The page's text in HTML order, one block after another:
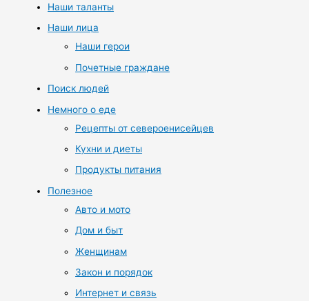
Наши таланты
Наши лица
Наши герои
Почетные граждане
Поиск людей
Немного о еде
Рецепты от североенисейцев
Кухни и диеты
Продукты питания
Полезное
Авто и мото
Дом и быт
Женщинам
Закон и порядок
Интернет и связь